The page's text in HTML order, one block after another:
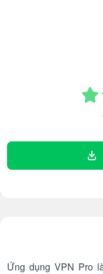
Ứng dụng VPN Pro